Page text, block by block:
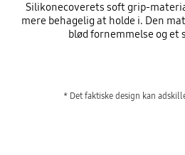
Silikonecoverets soft grip-
mere behagelig at holde i. Den
blød fornemmelse og
* Det faktiske design kan